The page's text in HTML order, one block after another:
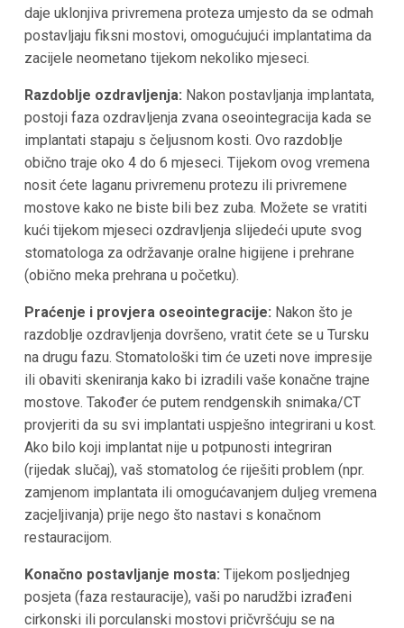
daje uklonjiva privremena proteza umjesto da se odmah
postavljaju fiksni mostovi, omogućujući implantatima da
zacijele neometano tijekom nekoliko mjeseci.
Razdoblje ozdravljenja: Nakon postavljanja implantata,
postoji faza ozdravljenja zvana oseointegracija kada se
implantati stapaju s čeljusnom kosti. Ovo razdoblje
obično traje oko 4 do 6 mjeseci. Tijekom ovog vremena
nosit ćete laganu privremenu protezu ili privremene
mostove kako ne biste bili bez zuba. Možete se vratiti
kući tijekom mjeseci ozdravljenja slijedeći upute svog
stomatologa za održavanje oralne higijene i prehrane
(obično meka prehrana u početku).
Praćenje i provjera oseointegracije: Nakon što je
razdoblje ozdravljenja dovršeno, vratit ćete se u Tursku
na drugu fazu. Stomatološki tim će uzeti nove impresije
ili obaviti skeniranja kako bi izradili vaše konačne trajne
mostove. Također će putem rendgenskih snimaka/CT
provjeriti da su svi implantati uspješno integrirani u kost.
Ako bilo koji implantat nije u potpunosti integriran
(rijedak slučaj), vaš stomatolog će riješiti problem (npr.
zamjenom implantata ili omogućavanjem duljeg vremena
zacjeljivanja) prije nego što nastavi s konačnom
restauracijom.
Konačno postavljanje mosta: Tijekom posljednjeg
posjeta (faza restauracije), vaši po narudžbi izrađeni
cirkonski ili porculanski mostovi pričvršćuju se na